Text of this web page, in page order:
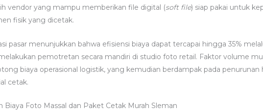
vendor yang mampu memberikan file digital (soft file) siap pakai untuk
fisik yang dicetak.
pasar menunjukkan bahwa efisiensi biaya dapat tercapai hingga 35%
pemotretan secara mandiri di studio foto retail. Faktor volume
biaya operasional logistik, yang kemudian berdampak pada
cetak.
Biaya Foto Massal dan Paket Cetak Murah Sleman